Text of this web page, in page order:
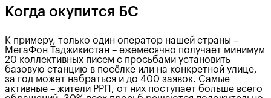
Когда окупится БС
К примеру, только один оператор нашей страны –
МегаФон Таджикистан – ежемесячно получает минимум
20 коллективных писем с просьбами установить
базовую станцию в посёлке или на конкретной улице,
за год может набраться и до 400 заявок. Самые
активные – жители РРП, от них поступает больше всего